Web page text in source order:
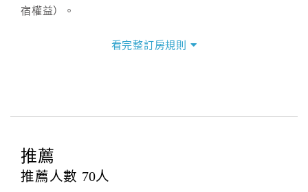
宿權益）。
四、訂單異動
提出申辦不得異動訂單。
每筆訂單異動限定
辦理取消退款。
看完整訂房規則
推薦
推薦人數 70人